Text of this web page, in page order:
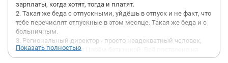
зарплаты, когда хотят, тогда и платят.
2. Такая же беда с отпускными, уйдёшь в отпуск и не факт, что
тебе перечислят отпускные в этом месяце. Такая же беда и с
больничным.
3. Региональный директор - просто неадекватный человек,
который считает себя Царём-батюшкой. Всё построено на
личной симпатии, нравишься и угоден руководству - будешь
Показать полностью